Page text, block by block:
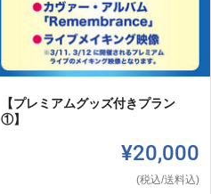
【プレミアムグッズ付きプラン
①】
¥20,000
(税込/送料込)